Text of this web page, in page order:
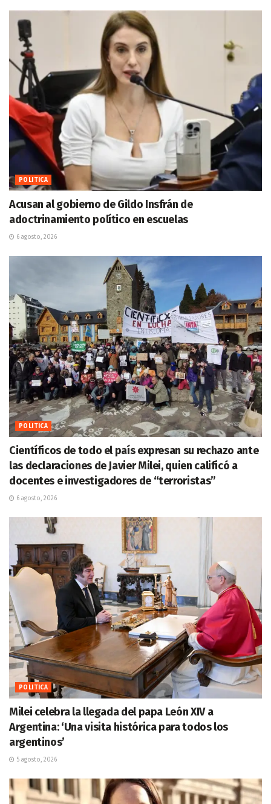
POLITICA
Acusan al gobierno de Gildo Insfrán de
adoctrinamiento político en escuelas
6 agosto, 2026
POLITICA
Científicos de todo el país expresan su rechazo ante
las declaraciones de Javier Milei, quien calificó a
docentes e investigadores de “terroristas”
6 agosto, 2026
POLITICA
Milei celebra la llegada del papa León XIV a
Argentina: ‘Una visita histórica para todos los
argentinos’
5 agosto, 2026